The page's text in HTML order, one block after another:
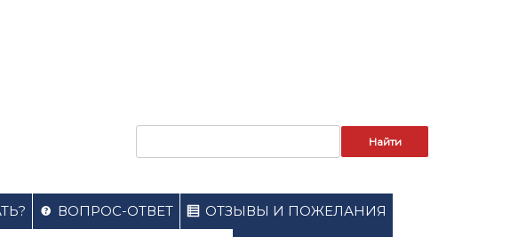
ВОПРОС-ОТВЕТ ОТЗЫВЫ И ПОЖЕЛАНИЯ